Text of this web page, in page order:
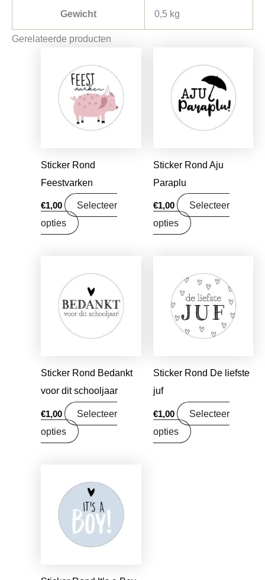
Gewicht 0,5 kg
Gerelateerde producten
Sticker Rond
Feestvarken
€1,00
Selecteer
opties
Sticker Rond Aju
Paraplu
€1,00
Selecteer
opties
Sticker Rond Bedankt
voor dit schooljaar
€1,00
Selecteer
opties
Sticker Rond De liefste
juf
€1,00
Selecteer
opties